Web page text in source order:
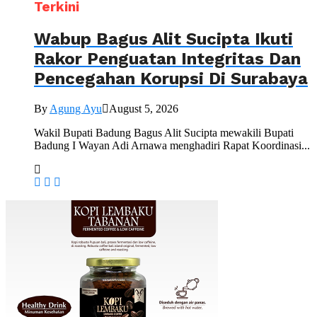
Terkini
Wabup Bagus Alit Sucipta Ikuti
Rakor Penguatan Integritas Dan
Pencegahan Korupsi Di Surabaya
By Agung Ayu
August 5, 2026
Wakil Bupati Badung Bagus Alit Sucipta mewakili Bupati
Badung I Wayan Adi Arnawa menghadiri Rapat Koordinasi...